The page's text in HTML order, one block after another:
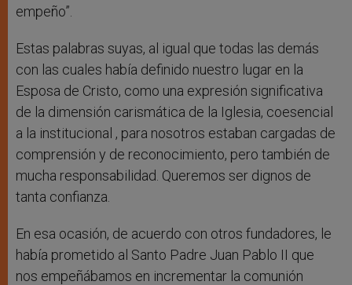
empeño”.
Estas palabras suyas, al igual que todas las demás
con las cuales había definido nuestro lugar en la
Esposa de Cristo, como una expresión significativa
de la dimensión carismática de la Iglesia, coesencial
a la institucional , para nosotros estaban cargadas de
comprensión y de reconocimiento, pero también de
mucha responsabilidad. Queremos ser dignos de
tanta confianza.
En esa ocasión, de acuerdo con otros fundadores, le
había prometido al Santo Padre Juan Pablo II que
nos empeñábamos en incrementar la comunión